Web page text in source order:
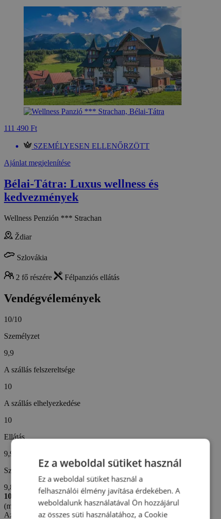
111 490 Ft
SZEMÉLYESEN ELLENŐRZÖTT
Ajánlat megjelenítése
Bélai-Tátra: Luxus wellness és
kedvezmények
Wellness Penzión *** Strachan
Ždiar
Szlovákia
2 fő részére Félpanziós ellátás
Vendégvélemények
10/10
Személyzet
9,9
A szállás felszereltsége
10
A szállás elhelyezkedése
10
Ellátás
9,9
Szállodai szolgáltatások
9,8
10/10
(miroslav P. -
Szlovákia)
Az értékelés létrehozva: 11. 4. 2026
Ez a weboldal sütiket használ
Ez a weboldal sütiket használ a
felhasználói élmény javítása érdekében. A
weboldalunk használatával Ön hozzájárul
az összes süti használatához, a Cookie